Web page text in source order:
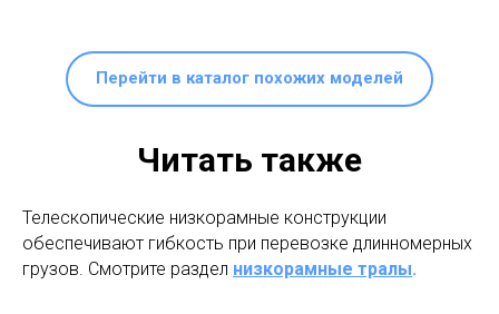
Перейти в каталог похожих моделей
Читать также
Телескопические низкорамные конструкции
обеспечивают гибкость при перевозке длинномерных
грузов. Смотрите раздел низкорамные тралы.